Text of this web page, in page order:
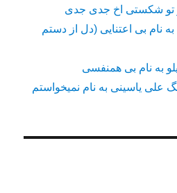
تو شکستی اخ جدی جدی
به نام بی اعتنایی (دل از دستم
به نام بی همنفسی
علی یاسینی به نام نمیخواستم